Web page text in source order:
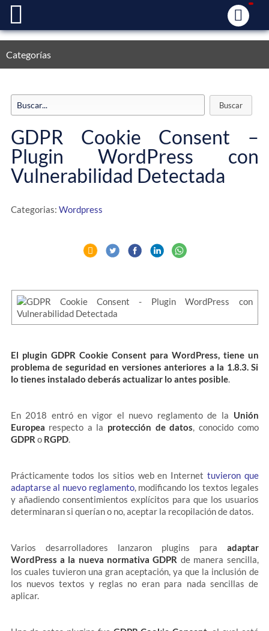
Categorías
GDPR Cookie Consent –
Plugin WordPress con
Vulnerabilidad Detectada
Categorias: Wordpress
El plugin GDPR Cookie Consent para WordPress, tiene un
problema de seguridad en versiones anteriores a la 1.8.3. Si
lo tienes instalado deberás actualizar lo antes posible.
En 2018 entró en vigor el nuevo reglamento de la Unión
Europea respecto a la protección de datos, conocido como
GDPR o RGPD.
Prácticamente todos los sitios web en Internet tuvieron que
adaptarse al nuevo reglamento, modificando los textos legales
y añadiendo consentimientos explícitos para que los usuarios
determinaran si querían o no, aceptar la recopilación de datos.
Varios desarrolladores lanzaron plugins para adaptar
WordPress a la nueva normativa GDPR de manera sencilla,
los cuales tuvieron una gran aceptación, ya que la inclusión de
los nuevos textos y reglas no eran para nada sencillas de
aplicar.